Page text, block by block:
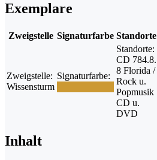
Exemplare
Zweigstelle Signaturfarbe Standorte
Zweigstelle:
Wissensturm
Signaturfarbe:
Standorte:
CD 784.8.
8 Florida /
Rock u.
Popmusik
CD u.
DVD
Inhalt